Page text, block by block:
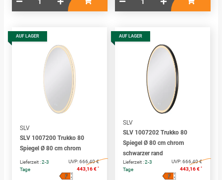
AUF LAGER
SLV
SLV 1007200 Trukko 80
Spiegel Ø 80 cm chrom
Lieferzeit :2-3
Tage
UVP:666,40 €
443,16 € *
A
↑
G
F
AUF LAGER
SLV
SLV 1007202 Trukko 80
Spiegel Ø 80 cm chrom
schwarzer rand
Lieferzeit :2-3
Tage
UVP:666,40 €
443,16 € *
A
↑
G
F